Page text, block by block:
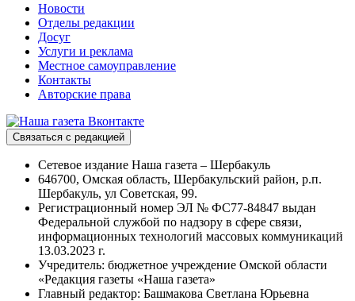
Новости
Отделы редакции
Досуг
Услуги и реклама
Местное самоуправление
Контакты
Авторские права
Связаться с редакцией
Сетевое издание Наша газета – Шербакуль
646700, Омская область, Шербакульский район, р.п.
Шербакуль, ул Советская, 99.
Регистрационный номер ЭЛ № ФС77-84847 выдан
Федеральной службой по надзору в сфере связи,
информационных технологий массовых коммуникаций
13.03.2023 г.
Учредитель: бюджетное учреждение Омской области
«Редакция газеты «Наша газета»
Главный редактор: Башмакова Светлана Юрьевна